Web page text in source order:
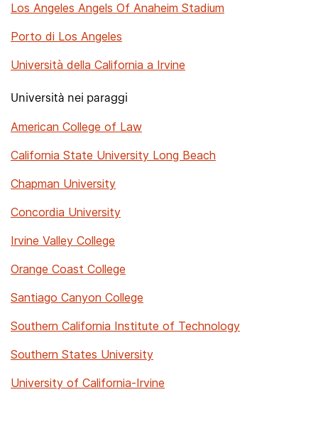
Los Angeles Angels Of Anaheim Stadium
Porto di Los Angeles
Università della California a Irvine
Università nei paraggi
American College of Law
California State University Long Beach
Chapman University
Concordia University
Irvine Valley College
Orange Coast College
Santiago Canyon College
Southern California Institute of Technology
Southern States University
University of California-Irvine